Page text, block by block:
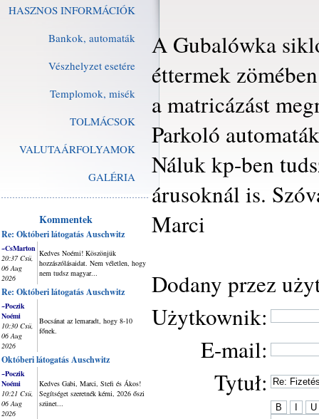
HASZNOS INFORMÁCIÓK
Bankok, automaták
Vészhelyzet esetére
Templomok, misék
TOLMÁCSOK
VALUTAÁRFOLYAMOK
GALÉRIA
Kommentek
Re: Októberi látogatás Auschwitz
~CsMarton
20:37 Csü,
06 Aug
2026
Kedves Noémi! Köszönjük
hozzászólásaidat. Nem véletlen, hogy
nem tudsz magyar...
Re: Októberi látogatás Auschwitz
~Poczik
Noémi
10:30 Csü,
06 Aug
2026
Bocsánat az lemaradt, hogy 8-10
főnek.
Októberi látogatás Auschwitz
~Poczik
Noémi
10:21 Csü,
06 Aug
2026
Kedves Gabi, Marci, Stefi és Ákos!
Segítséget szeretnék kérni, 2026 őszi
szünet...
A Gubalówka
éttermek
a matricázást
Parkoló
Náluk kp-ben
árusoknál is.
Marci
Dodany przez
Użytkownik:
E-mail:
Tytuł: